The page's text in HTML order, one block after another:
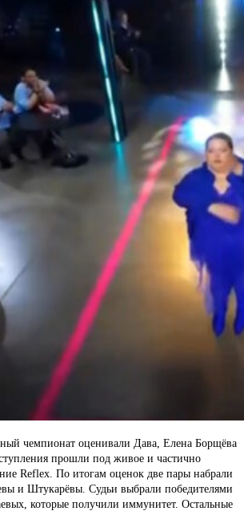
чемпионат оценивали Дава, Елена Борщёва
прошли под живое и частично
Reflex. По итогам оценок две пары набрали
и Штукарёвы. Судьи выбрали победителями
которые получили иммунитет. Остальные